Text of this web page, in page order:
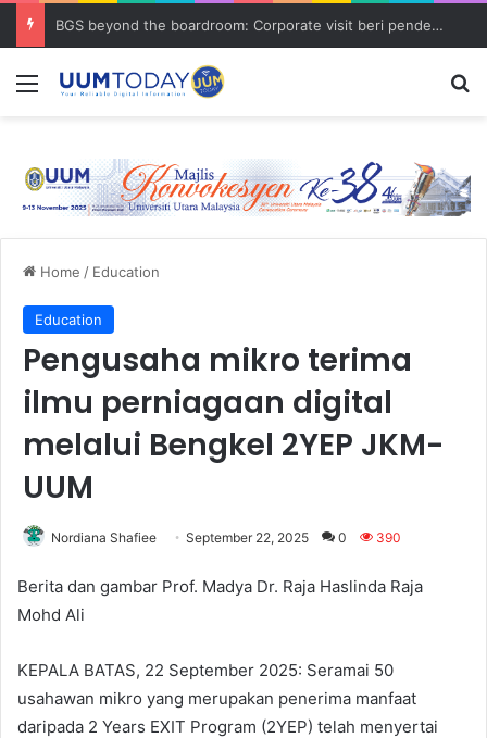
BGS beyond the boardroom: Corporate visit beri pendedahan dunia korporat kepada PELAJAR UUM
Menu
Home / Education
Education
Pengusaha mikro terima
ilmu perniagaan digital
melalui Bengkel 2YEP JKM-
UUM
Nordiana Shafiee September 22, 2025 0 390
Berita dan gambar Prof. Madya Dr. Raja Haslinda Raja
Mohd Ali
KEPALA BATAS, 22 September 2025: Seramai 50
usahawan mikro yang merupakan penerima manfaat
daripada 2 Years EXIT Program (2YEP) telah menyertai